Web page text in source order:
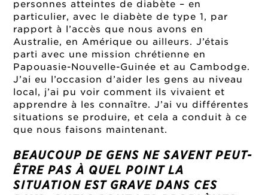
personnes atteintes de diabète – en
particulier, avec le diabète de type 1, par
rapport à l’accès que nous avons en
Australie, en Amérique ou ailleurs. J’étais
parti avec une mission chrétienne en
Papouasie-Nouvelle-Guinée et au Cambodge.
J’ai eu l’occasion d’aider les gens au niveau
local, j’ai pu voir comment ils vivaient et
apprendre à les connaître. J’ai vu différentes
situations se produire, et cela a conduit à ce
que nous faisons maintenant.
BEAUCOUP DE GENS NE SAVENT PEUT-
ÊTRE PAS À QUEL POINT LA
SITUATION EST GRAVE DANS CES